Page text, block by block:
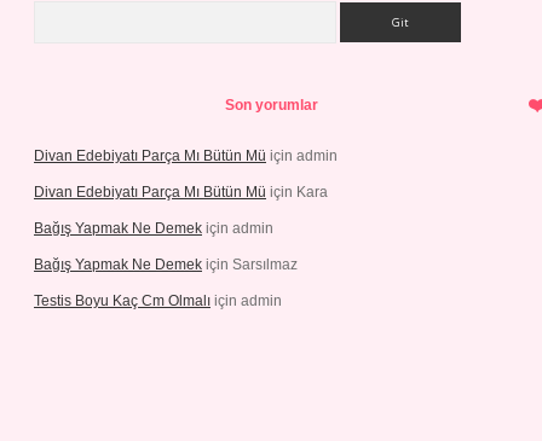
Son yorumlar
Divan Edebiyatı Parça Mı Bütün Mü için admin
Divan Edebiyatı Parça Mı Bütün Mü için Kara
Bağış Yapmak Ne Demek için admin
Bağış Yapmak Ne Demek için Sarsılmaz
Testis Boyu Kaç Cm Olmalı için admin